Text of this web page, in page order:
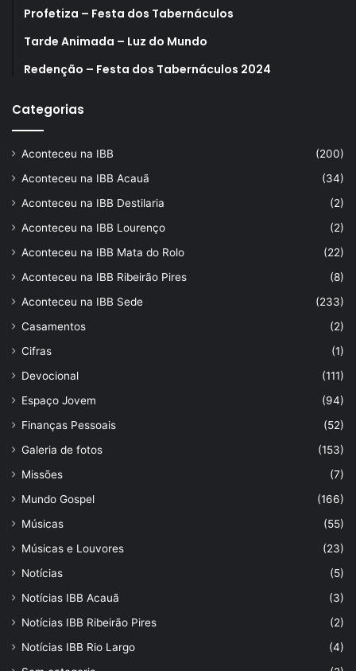
Profetiza – Festa dos Tabernáculos
Tarde Animada – Luz do Mundo
Redenção – Festa dos Tabernáculos 2024
Categorias
Aconteceu na IBB
(200)
Aconteceu na IBB Acauã
(34)
Aconteceu na IBB Destilaria
(2)
Aconteceu na IBB Lourenço
(2)
Aconteceu na IBB Mata do Rolo
(22)
Aconteceu na IBB Ribeirão Pires
(8)
Aconteceu na IBB Sede
(233)
Casamentos
(2)
Cifras
(1)
Devocional
(111)
Espaço Jovem
(94)
Finanças Pessoais
(52)
Galeria de fotos
(153)
Missões
(7)
Mundo Gospel
(166)
Músicas
(55)
Músicas e Louvores
(23)
Notícias
(5)
Notícias IBB Acauã
(3)
Notícias IBB Ribeirão Pires
(2)
Notícias IBB Rio Largo
(4)